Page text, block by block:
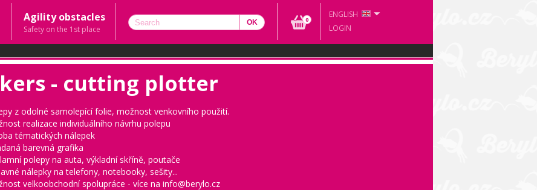
Agility obstacles
Safety on the 1st place
0
ENGLISH
LOGIN
- cutting plotter
z odolné samolepící folie, možnost venkovního použití.
realizace individuálního návrhu polepu
tématických nálepek
barevná grafika
polepy na auta, výkladní skříně, poutače
nálepky na telefony, notebooky, sešity...
velkoobchodní spolupráce - více na info@berylo.cz